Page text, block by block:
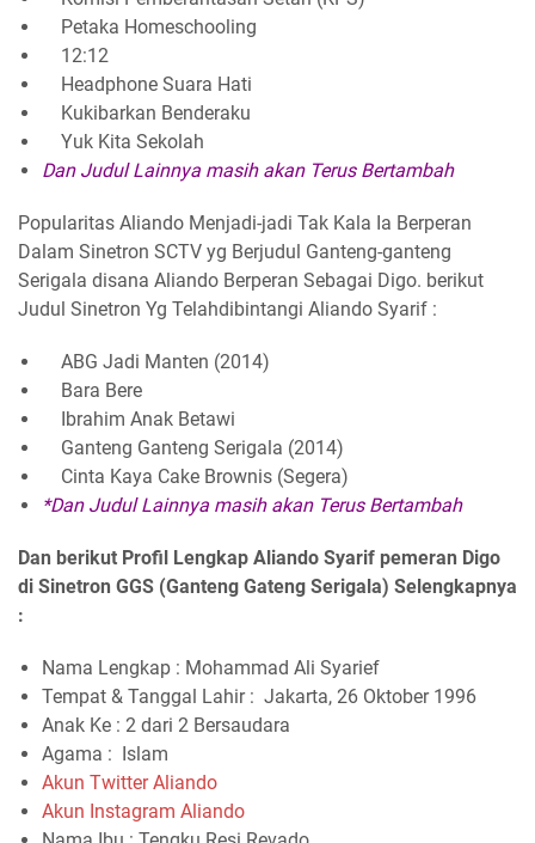
Petaka Homeschooling
12:12
Headphone Suara Hati
Kukibarkan Benderaku
Yuk Kita Sekolah
Dan Judul Lainnya masih akan Terus Bertambah
Popularitas Aliando Menjadi-jadi Tak Kala Ia Berperan
Dalam Sinetron SCTV yg Berjudul Ganteng-ganteng
Serigala disana Aliando Berperan Sebagai Digo. berikut
Judul Sinetron Yg Telahdibintangi Aliando Syarif :
ABG Jadi Manten (2014)
Bara Bere
Ibrahim Anak Betawi
Ganteng Ganteng Serigala (2014)
Cinta Kaya Cake Brownis (Segera)
*Dan Judul Lainnya masih akan Terus Bertambah
Dan berikut Profil Lengkap Aliando Syarif pemeran Digo
di Sinetron GGS (Ganteng Gateng Serigala) Selengkapnya
:
Nama Lengkap : Mohammad Ali Syarief
Tempat & Tanggal Lahir : Jakarta, 26 Oktober 1996
Anak Ke : 2 dari 2 Bersaudara
Agama : Islam
Akun Twitter Aliando
Akun Instagram Aliando